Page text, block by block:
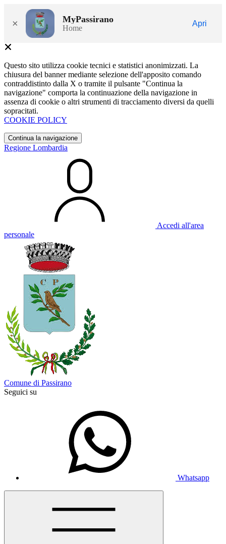
× MyPassirano
Home
Apri
Questo sito utilizza cookie tecnici e statistici anonimizzati. La
chiusura del banner mediante selezione dell'apposito comando
contraddistinto dalla X o tramite il pulsante "Continua la
navigazione" comporta la continuazione della navigazione in
assenza di cookie o altri strumenti di tracciamento diversi da quelli
sopracitati.
COOKIE POLICY
Continua la navigazione
Regione Lombardia
Accedi all'area
personale
Comune di Passirano
Seguici su
Whatsapp